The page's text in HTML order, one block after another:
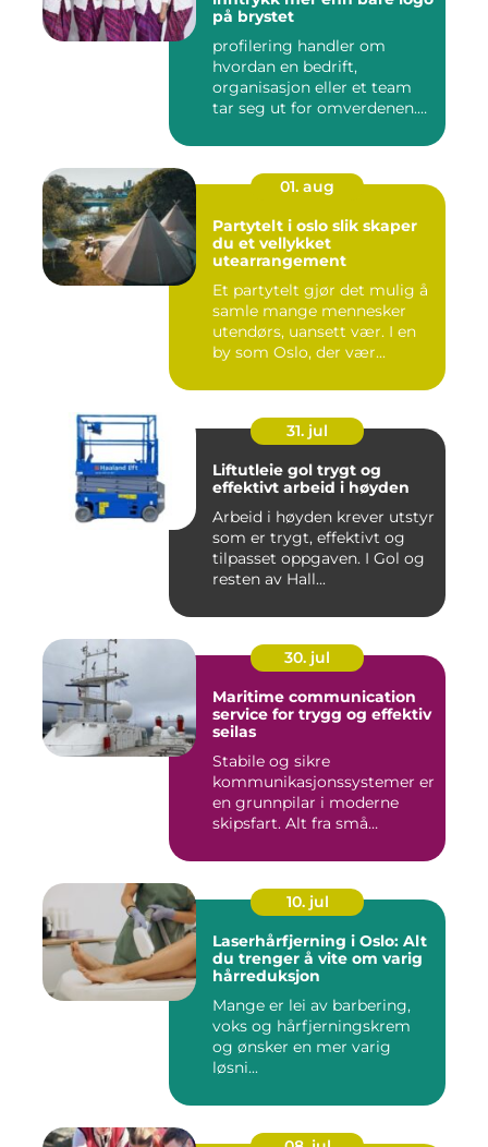
på brystet
profilering handler om
hvordan en bedrift,
organisasjon eller et team
tar seg ut for omverdenen.
01. aug
Partytelt i oslo slik skaper
du et vellykket
utearrangement
Et partytelt gjør det mulig å
samle mange mennesker
utendørs, uansett vær. I en
by som Oslo, der vær...
31. jul
Liftutleie gol trygt og
effektivt arbeid i høyden
Arbeid i høyden krever utstyr
som er trygt, effektivt og
tilpasset oppgaven. I Gol og
resten av Hall...
30. jul
Maritime communication
service for trygg og effektiv
seilas
Stabile og sikre
kommunikasjonssystemer er
en grunnpilar i moderne
skipsfart. Alt fra små
10. jul
Laserhårfjerning i Oslo: Alt
du trenger å vite om varig
hårreduksjon
Mange er lei av barbering,
voks og hårfjerningskrem
og ønsker en mer varig
løsni...